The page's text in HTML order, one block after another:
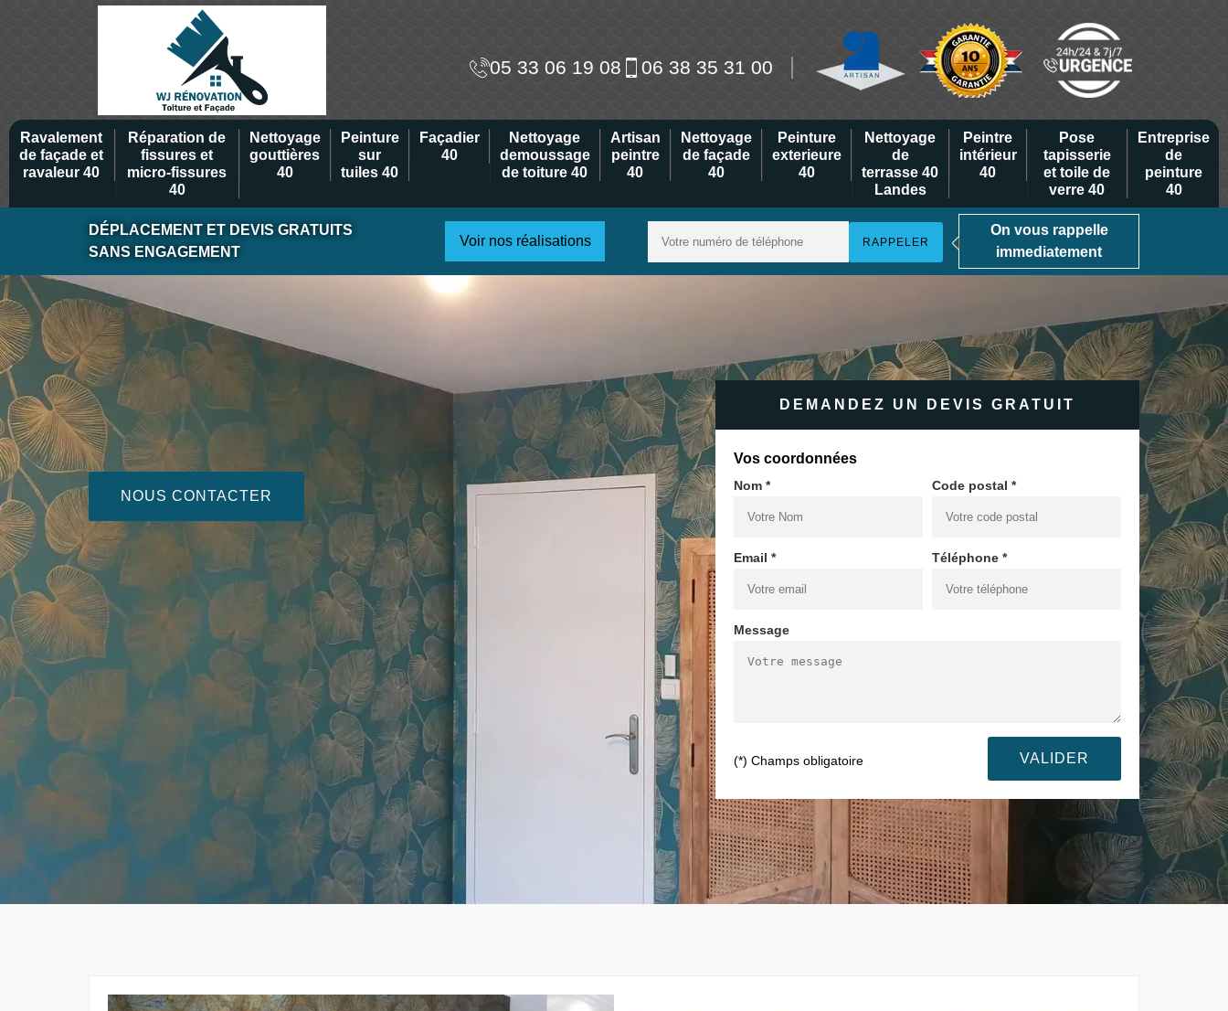
05 33 06 19 08 06 38 35 31 00
Ravalement
de façade et
ravaleur 40
Réparation de
fissures et
micro-fissures
40
Nettoyage
gouttières
40
Peinture
sur
tuiles 40
Façadier
40
Nettoyage
demoussage
de toiture 40
Artisan
peintre
40
Nettoyage
de façade
40
Peinture
exterieure
40
Nettoyage
de
terrasse 40
Landes
Peintre
intérieur
40
Pose
tapisserie
et toile de
verre 40
Entreprise
de
peinture
40
DÉPLACEMENT ET DEVIS GRATUITS
SANS ENGAGEMENT
Voir nos réalisations
On vous rappelle
immediatement
NOUS CONTACTER
DEMANDEZ UN DEVIS GRATUIT
Vos coordonnées
Nom * Code postal *
Email * Téléphone *
Message
(*) Champs obligatoire